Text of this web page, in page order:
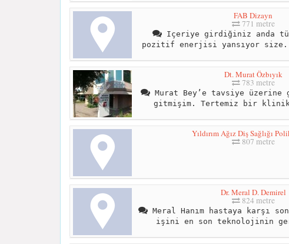
FAB Dizayn
771 metre
Içeriye girdiğiniz anda
pozitif enerjisi yansıyor size.
Dt. Murat Özbıyık
783 metre
Murat Bey’e tavsiye
gitmişim. Tertemiz bir
Yıldırım Ağız Diş Sağlığı
807 metre
Dr. Meral D. Demirel
824 metre
Meral Hanım hastaya karşı
işini en son teknolojinin